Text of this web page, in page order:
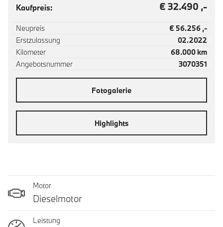
Kaufpreis:
€ 32.490 ,-
Neupreis
€ 56.256 ,-
Erstzulassung
02.2022
Kilometer
68.000 km
Angebotsnummer
3070351
Fotogalerie
Highlights
Motor
Dieselmotor
Leistung